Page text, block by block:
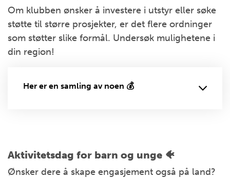
Om klubben ønsker å investere i utstyr eller søke
støtte til større prosjekter, er det flere ordninger
som støtter slike formål. Undersøk mulighetene i
din region!
Her er en samling av noen 💰
Aktivitetsdag for barn og unge 🐠
Ønsker dere å skape engasjement også på land?